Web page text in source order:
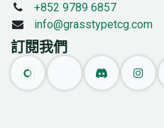
+852 9789 6857
info@grasstypetcg.com
訂閱我們